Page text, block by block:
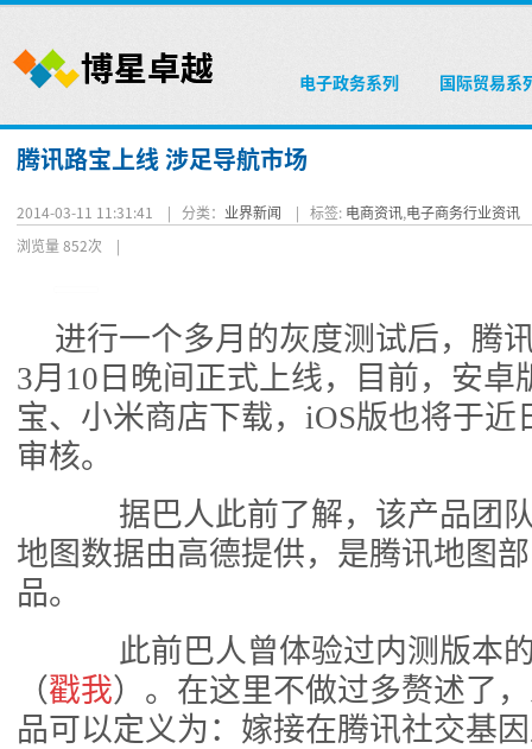
电子政务系列 国际贸易系
腾讯路宝上线 涉足导航市场
2014-03-11 11:31:41 | 分类： 业界新闻 | 标签: 电商资讯,电子商务行业资讯
浏览量 852次 |
进行一个多月的灰度测试后，腾
3月10日晚间正式上线，目前，安卓
宝、小米商店下载，iOS版也将于近
审核。
据巴人此前了解，该产品团队
地图数据由高德提供，是腾讯地图
品。
此前巴人曾体验过内测版本的
（戳我）。在这里不做过多赘述了
品可以定义为：嫁接在腾讯社交基